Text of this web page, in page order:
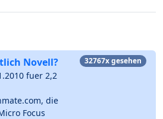
Novell?
fuer 2,2
die
Focus
32767x gesehen